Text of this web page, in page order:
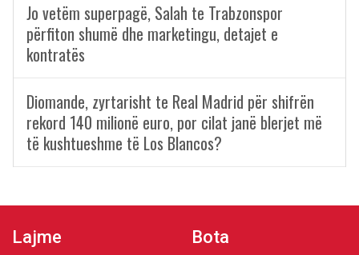
Jo vetëm superpagë, Salah te Trabzonspor
përfiton shumë dhe marketingu, detajet e
kontratës
Diomande, zyrtarisht te Real Madrid për shifrën
rekord 140 milionë euro, por cilat janë blerjet më
të kushtueshme të Los Blancos?
Lajme Bota